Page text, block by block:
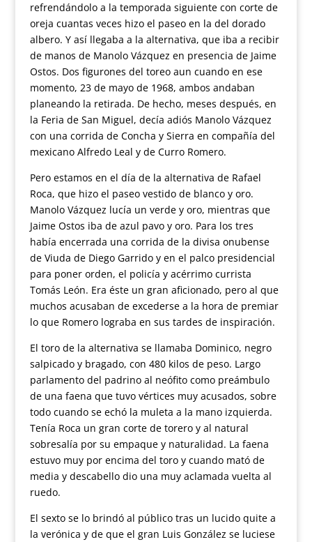
refrendándolo a la temporada siguiente con corte de
oreja cuantas veces hizo el paseo en la del dorado
albero. Y así llegaba a la alternativa, que iba a recibir
de manos de Manolo Vázquez en presencia de Jaime
Ostos. Dos figurones del toreo aun cuando en ese
momento, 23 de mayo de 1968, ambos andaban
planeando la retirada. De hecho, meses después, en
la Feria de San Miguel, decía adiós Manolo Vázquez
con una corrida de Concha y Sierra en compañía del
mexicano Alfredo Leal y de Curro Romero.
Pero estamos en el día de la alternativa de Rafael
Roca, que hizo el paseo vestido de blanco y oro.
Manolo Vázquez lucía un verde y oro, mientras que
Jaime Ostos iba de azul pavo y oro. Para los tres
había encerrada una corrida de la divisa onubense
de Viuda de Diego Garrido y en el palco presidencial
para poner orden, el policía y acérrimo currista
Tomás León. Era éste un gran aficionado, pero al que
muchos acusaban de excederse a la hora de premiar
lo que Romero lograba en sus tardes de inspiración.
El toro de la alternativa se llamaba Dominico, negro
salpicado y bragado, con 480 kilos de peso. Largo
parlamento del padrino al neófito como preámbulo
de una faena que tuvo vértices muy acusados, sobre
todo cuando se echó la muleta a la mano izquierda.
Tenía Roca un gran corte de torero y al natural
sobresalía por su empaque y naturalidad. La faena
estuvo muy por encima del toro y cuando mató de
media y descabello dio una muy aclamada vuelta al
ruedo.
El sexto se lo brindó al público tras un lucido quite a
la verónica y de que el gran Luis González se luciese